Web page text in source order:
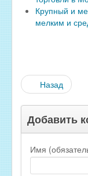
Крупный и
мелким и
Назад
Добавить
Имя